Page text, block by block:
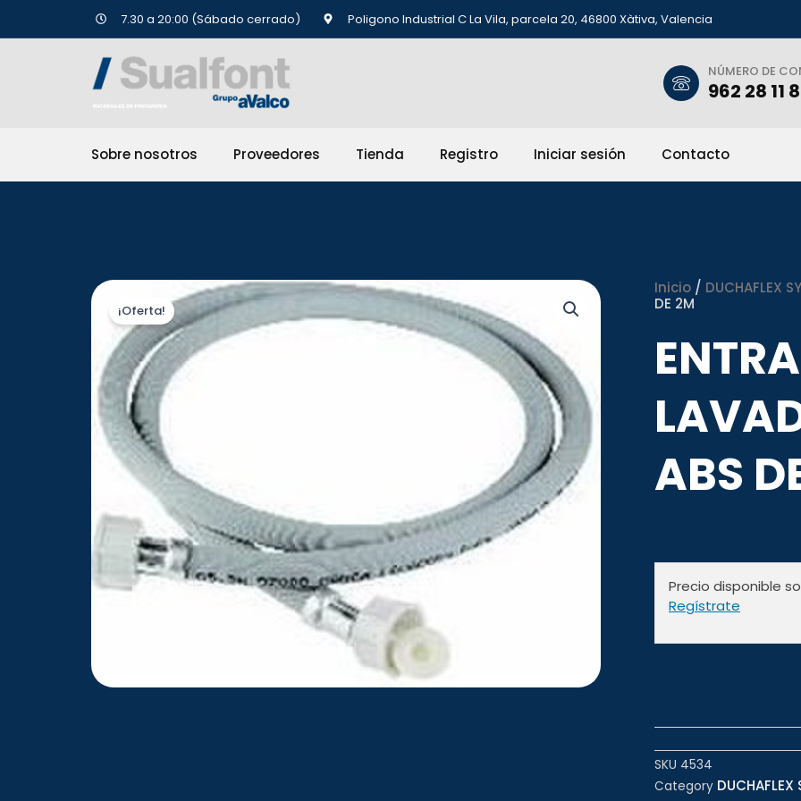
7.30 a 20:00 (Sábado cerrado) Poligono Industrial C La Vila, parcela 20, 46800 Xàtiva, Valencia
NÚMERO DE
962 28 11
Sobre nosotros Proveedores Tienda Registro Iniciar sesión Contacto
¡Oferta!
Inicio / DUCHAFLEX
DE 2M
ABS
Precio disponible
Regístrate
SKU 4534
Category DUCHAFLEX